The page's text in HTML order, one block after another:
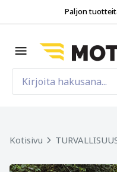
Paljon
Kotisivu